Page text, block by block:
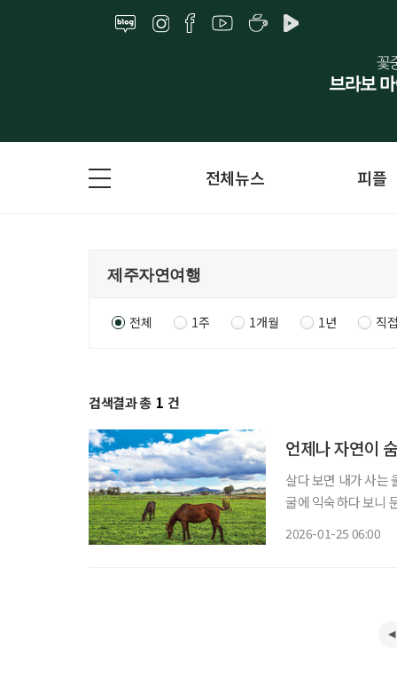
전체뉴스 피플
전체 1주 1개월 1년 직
검색결과 총 1 건
언제나 자연이
살다 보면 내가 사는
굴에 익숙하다 보니
2026-01-25 06:00